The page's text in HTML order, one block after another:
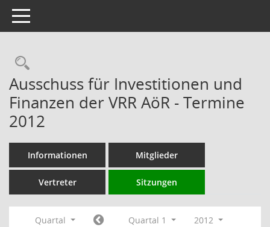
Toggle navigation
Rechercheauswahl
Ausschuss für Investitionen und
Finanzen der VRR AöR - Termine
2012
Informationen Mitglieder
Vertreter Sitzungen
Quartal Quartal 1
2012